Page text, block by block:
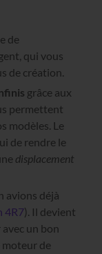
de
qui vous
de création.
grâce aux
permettent
modèles. Le
de rendre le
displacement
avions déjà
4R7). Il devient
un bon
de